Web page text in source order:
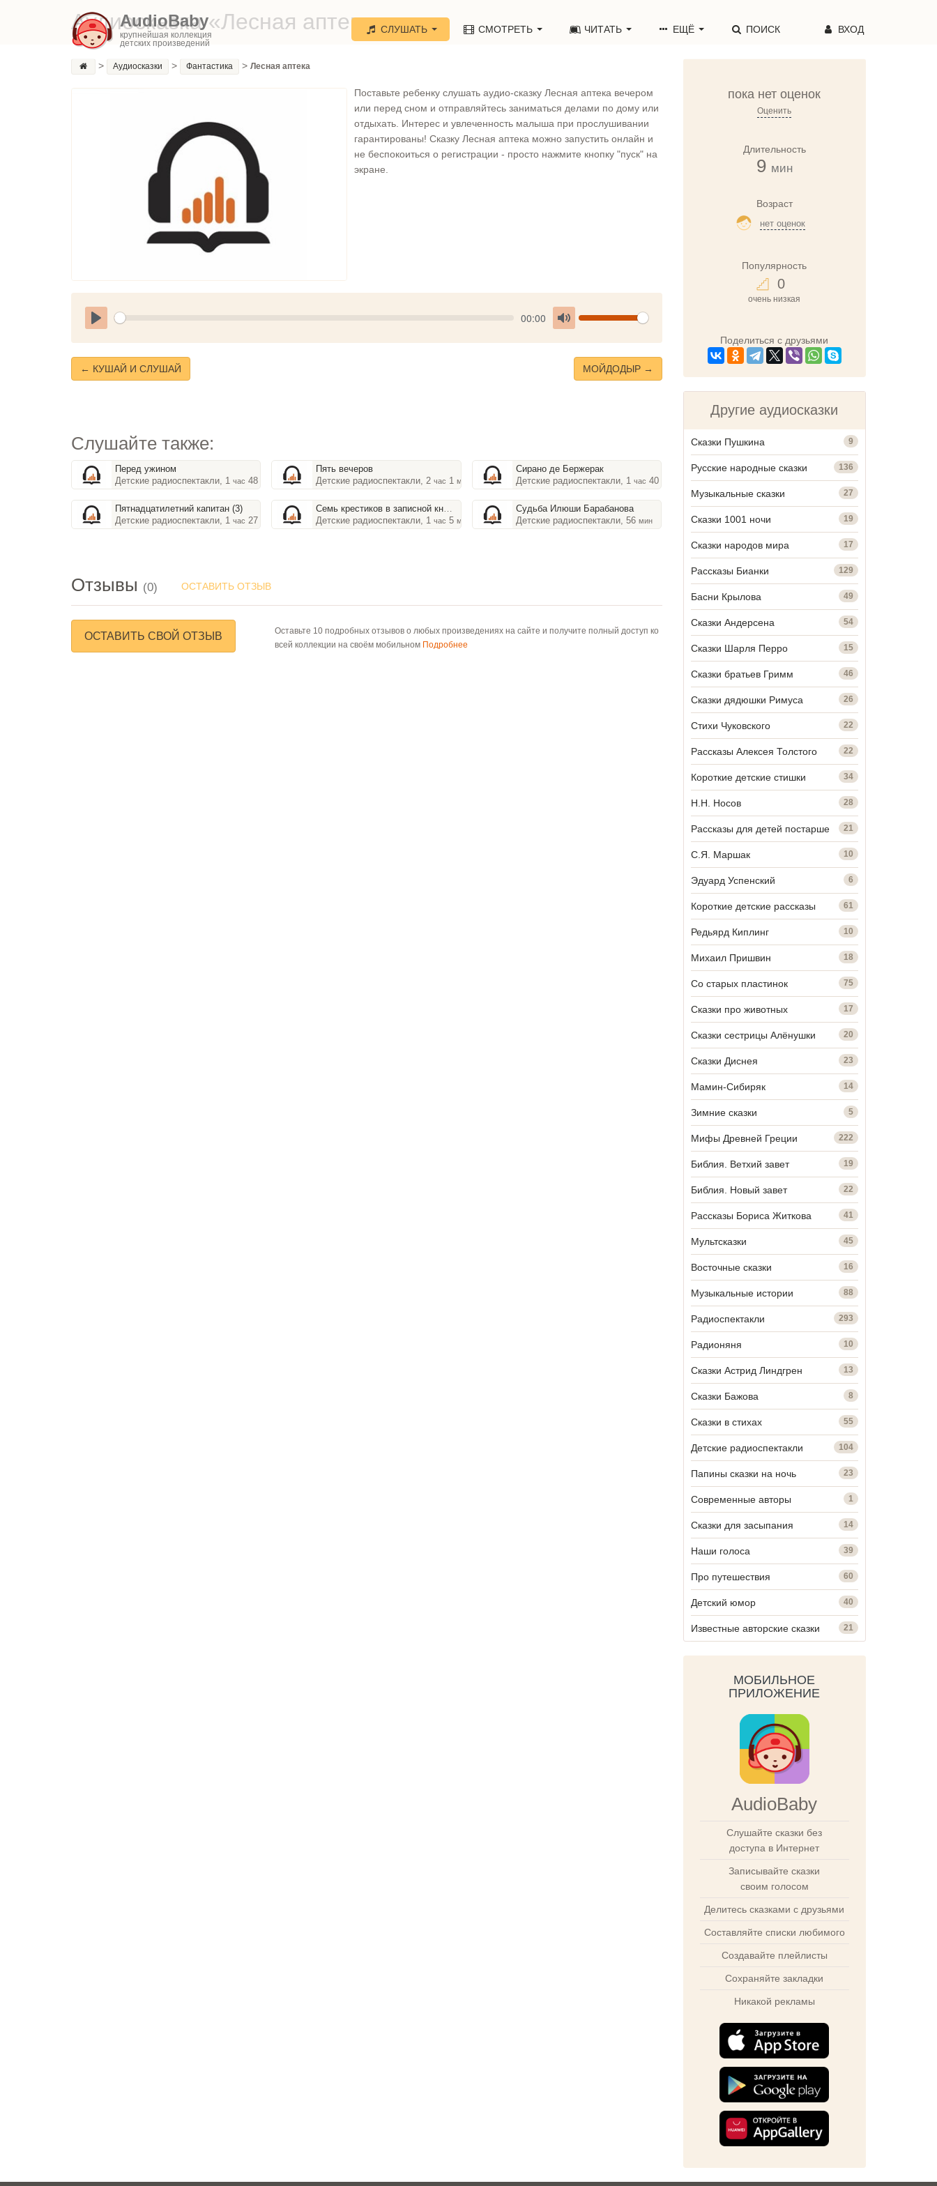
AudioBaby
крупнейшая коллекция
детских произведений
СЛУШАТЬ СМОТРЕТЬ ЧИТАТЬ ЕЩЁ ПОИСК ВХОД
Аудиосказка «Лесная аптека»
> Аудиосказки > Фантастика > Лесная аптека
Поставьте ребенку слушать аудио-сказку Лесная аптека вечером
или перед сном и отправляйтесь заниматься делами по дому или
отдыхать. Интерес и увлеченность малыша при прослушивании
гарантированы! Сказку Лесная аптека можно запустить онлайн и
не беспокоиться о регистрации - просто нажмите кнопку "пуск" на
экране.
Play
Current
time
00:00
Toggle
Volume
← КУШАЙ И СЛУШАЙ МОЙДОДЫР →
Слушайте также:
Перед ужином
Детские радиоспектакли, 1час 48
Пятнадцатилетний капитан (3)
Детские радиоспектакли, 1час 27
Пять вечеров
Детские радиоспектакли, 2 час 1 мин
Семь крестиков в записной книжке инспектора Лекера
Детские радиоспектакли, 1 час 5 мин
Сирано де Бержерак
Детские радиоспектакли, 1час 40
Судьба Илюши Барабанова
Детские радиоспектакли, 56мин
Отзывы (0) ОСТАВИТЬ ОТЗЫВ
ОСТАВИТЬ СВОЙ ОТЗЫВ
Оставьте 10 подробных отзывов о любых произведениях на сайте и получите полный доступ ко
всей коллекции на своём мобильном Подробнее
пока нет оценок
Оценить
Длительность
9 мин
Возраст
нет оценок
Популярность
0
очень низкая
Поделиться с друзьями
Другие аудиосказки
Сказки Пушкина 9
Русские народные сказки 136
Музыкальные сказки 27
Сказки 1001 ночи 19
Сказки народов мира 17
Рассказы Бианки 129
Басни Крылова 49
Сказки Андерсена 54
Сказки Шарля Перро 15
Сказки братьев Гримм 46
Сказки дядюшки Римуса 26
Стихи Чуковского 22
Рассказы Алексея Толстого 22
Короткие детские стишки 34
Н.Н. Носов 28
Рассказы для детей постарше 21
С.Я. Маршак 10
Эдуард Успенский 6
Короткие детские рассказы 61
Редьярд Киплинг 10
Михаил Пришвин 18
Со старых пластинок 75
Сказки про животных 17
Сказки сестрицы Алёнушки 20
Сказки Диснея 23
Мамин-Сибиряк 14
Зимние сказки 5
Мифы Древней Греции 222
Библия. Ветхий завет 19
Библия. Новый завет 22
Рассказы Бориса Житкова 41
Мультсказки 45
Восточные сказки 16
Музыкальные истории 88
Радиоспектакли 293
Радионяня 10
Сказки Астрид Линдгрен 13
Сказки Бажова 8
Сказки в стихах 55
Детские радиоспектакли 104
Папины сказки на ночь 23
Современные авторы 1
Сказки для засыпания 14
Наши голоса 39
Про путешествия 60
Детский юмор 40
Известные авторские сказки 21
МОБИЛЬНОЕ
ПРИЛОЖЕНИЕ
AudioBaby
Слушайте сказки без
доступа в Интернет
Записывайте сказки
своим голосом
Делитесь сказками с друзьями
Составляйте списки любимого
Создавайте плейлисты
Сохраняйте закладки
Никакой рекламы